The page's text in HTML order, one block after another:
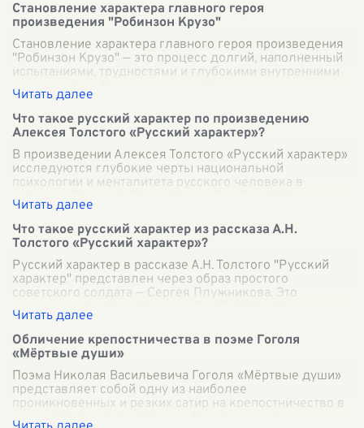
Становление характера главного героя
произведения "Робинзон Крузо"
Становление характера главного героя произведения
"Робинзон Крузо" — это процесс долгий, наполненный
испытаниями, трудностями и глубокими внутренними
изменениями. В начале романа Р
Что такое русский характер по произведению
Алексея Толстого «Русский характер»?
В произведении Алексея Толстого «Русский характер»
исследуются глубокие черты национальной
психологии и менталитета русского человека в
условиях Великой Отечественной войны. Этот р
Что такое русский характер из рассказа А.Н.
Толстого «Русский характер»?
Русский характер в рассказе А.Н. Толстого "Русский
характер" представлен через образ простого
советского солдата — Сергея Плужникова. Это
человек, наделённый высочайшей стойкостью,
Обличение крепостничества в поэме Гоголя
«Мёртвые души»
Поэма Николая Васильевича Гоголя «Мёртвые души»
представляет собой одну из наиболее
проникновенных и резких сатир на крепостничество в
русской литературе XIX века. Гоголь с ювелирн